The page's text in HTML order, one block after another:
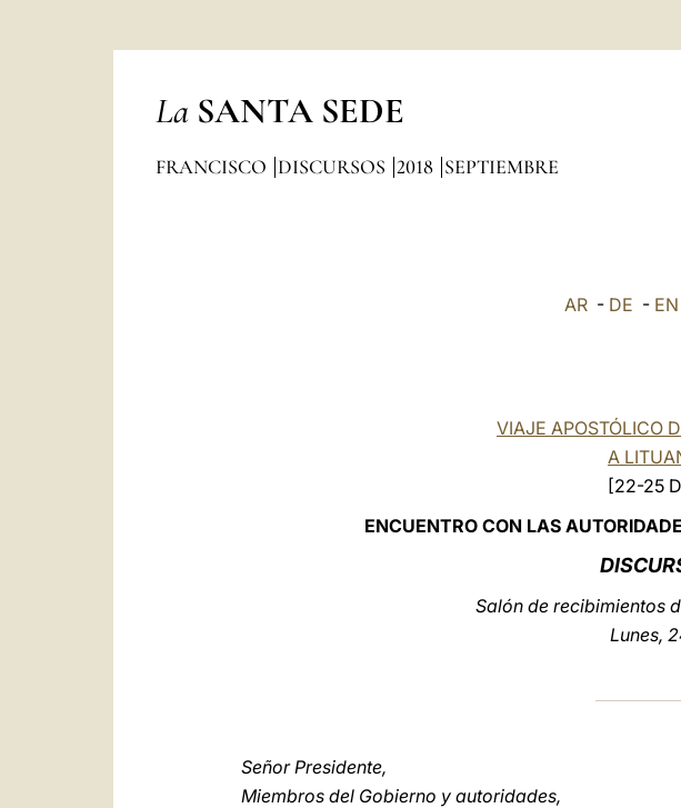
La SANTA SEDE
FRANCISCO DISCURSOS 2018 SEPTIEMBRE
AR - DE - EN
VIAJE APOSTÓLICO
A
[22-25
ENCUENTRO CON LAS
Salón de recibimientos
Lunes,
Señor Presidente,
Miembros del Gobierno y autoridades,